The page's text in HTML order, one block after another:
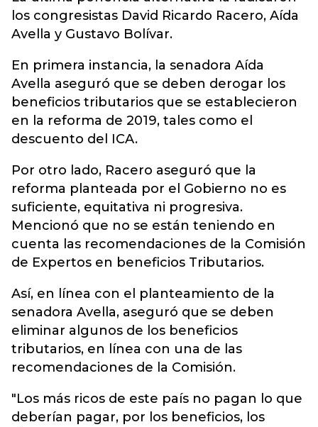
los congresistas David Ricardo Racero, Aída
Avella y Gustavo Bolívar.
En primera instancia, la senadora Aída
Avella aseguró que se deben derogar los
beneficios tributarios que se establecieron
en la reforma de 2019, tales como el
descuento del ICA.
Por otro lado, Racero aseguró que la
reforma planteada por el Gobierno no es
suficiente, equitativa ni progresiva.
Mencionó que no se están teniendo en
cuenta las recomendaciones de la Comisión
de Expertos en beneficios Tributarios.
Así, en línea con el planteamiento de la
senadora Avella, aseguró que se deben
eliminar algunos de los beneficios
tributarios, en línea con una de las
recomendaciones de la Comisión.
"Los más ricos de este país no pagan lo que
deberían pagar, por los beneficios, los